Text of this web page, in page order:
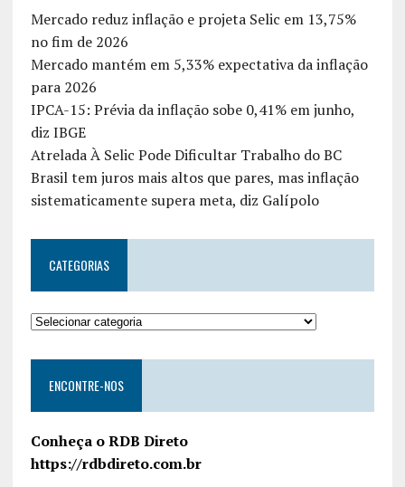
Mercado reduz inflação e projeta Selic em 13,75%
no fim de 2026
Mercado mantém em 5,33% expectativa da inflação
para 2026
IPCA-15: Prévia da inflação sobe 0,41% em junho,
diz IBGE
Atrelada À Selic Pode Dificultar Trabalho do BC
Brasil tem juros mais altos que pares, mas inflação
sistematicamente supera meta, diz Galípolo
CATEGORIAS
ENCONTRE-NOS
Conheça o RDB Direto
https://rdbdireto.com.br